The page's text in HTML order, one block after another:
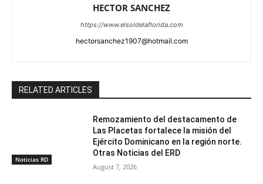
HECTOR SANCHEZ
https://www.elsoldelaflorida.com
hectorsanchez1907@hotmail.com
RELATED ARTICLES
Noticias RD
Remozamiento del destacamento de
Las Placetas fortalece la misión del
Ejército Dominicano en la región norte.
Otras Noticias del ERD
August 7, 2026